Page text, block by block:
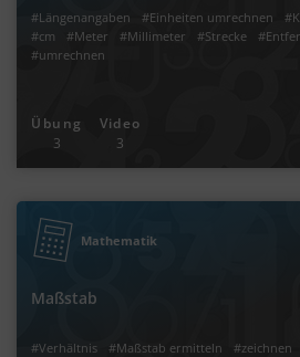
#Längenangaben #Einheiten umrechnen
#cm
#Meter #Millimeter #Strecke
#umrechnen
Übung
3
Video
3
Mathematik
Maßstab
#Verhältnis #Maßstab ermitteln #zeichnen